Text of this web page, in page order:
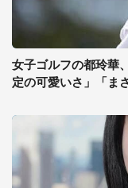
女子ゴルフの都玲華
定の可愛いさ」「ま